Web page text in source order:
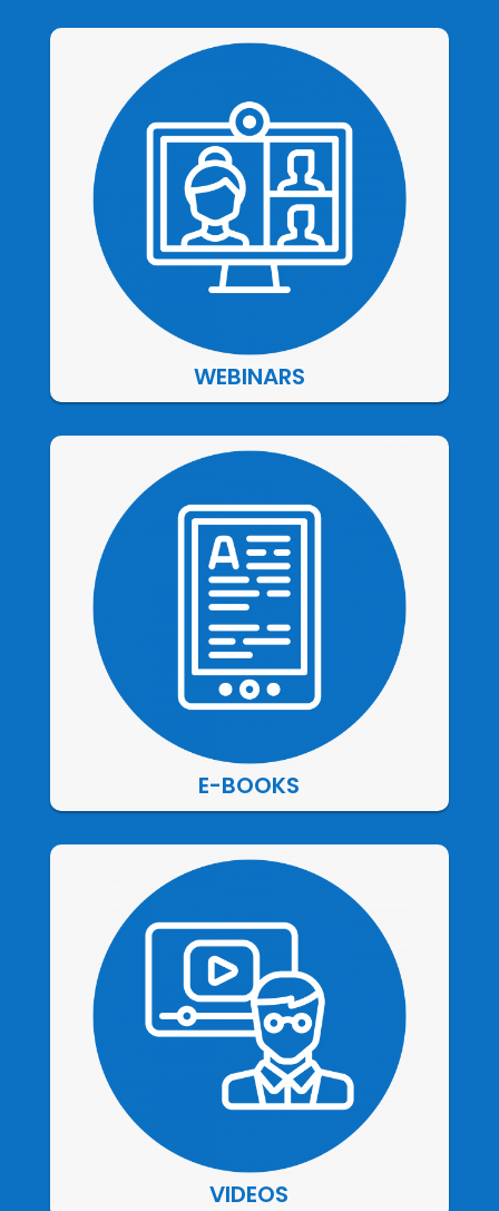
WEBINARS
E-BOOKS
VIDEOS